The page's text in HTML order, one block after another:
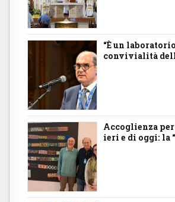
“È un
convivialità
Accoglienza
ieri e di oggi: la